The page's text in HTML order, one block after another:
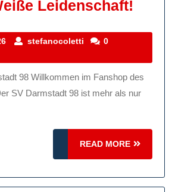
Leidenschaft!
SV
98:
Sie
Die
Blau-
29
2026
stefanocoletti stefanocoletti
0
SV Darmstadt 98 ist mehr als nur
READ MORE
READ
MORE